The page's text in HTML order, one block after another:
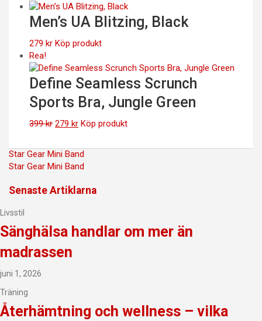
ursprungliga
priset
var:
499 kr.
nuvarande
priset
är:
349 kr.
Men’s UA Blitzing, Black
279 kr Köp produkt
Rea!
Define Seamless Scrunch
Sports Bra, Jungle Green
399kr Det
priset
var:
399 kr.
279 krDet
priset
är:
279 kr.
Köp produkt
Inläggsnavigering
Star Gear Mini Band
Star Gear Mini Band
Senaste Artiklarna
Livsstil
Sänghälsa handlar om mer än
madrassen
juni 1, 2026
Träning
Återhämtning och wellness – vilka